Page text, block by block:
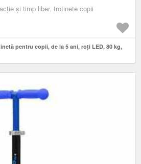
și timp liber, trotinete copii
pentru copii, de la 5 ani, roți LED, 80 kg,